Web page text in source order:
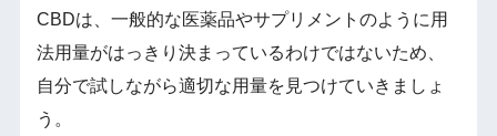
CBDは、一般的な医薬品やサプリメントのように用
法用量がはっきり決まっているわけではないため、
自分で試しながら適切な用量を見つけていきましょ
う。